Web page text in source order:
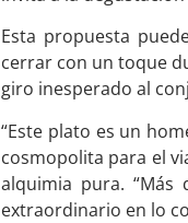
Esta propuesta
cerrar con un toque
giro inesperado al
“Este plato es un
cosmopolita para el
alquimia pura.
extraordinario en lo